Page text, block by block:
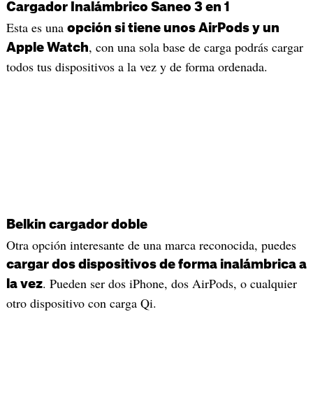
Cargador Inalámbrico Saneo 3 en 1
Esta es una opción si tiene unos AirPods y un
Apple Watch, con una sola base de carga podrás cargar
todos tus dispositivos a la vez y de forma ordenada.
Belkin cargador doble
Otra opción interesante de una marca reconocida, puedes
cargar dos dispositivos de forma inalámbrica a
la vez. Pueden ser dos iPhone, dos AirPods, o cualquier
otro dispositivo con carga Qi.